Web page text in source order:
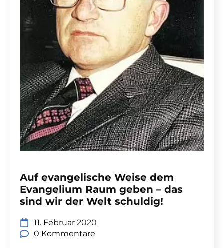
Auf evangelische Weise dem
Evangelium Raum geben – das
sind wir der Welt schuldig!
11. Februar 2020
0 Kommentare